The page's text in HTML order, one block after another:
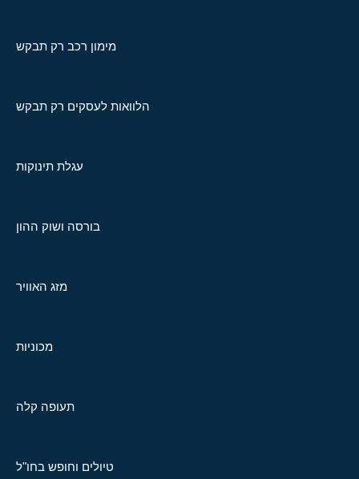
מימון רכב רק תבקש
הלוואות לעסקים רק תבקש
עגלת תינוקות
בורסה ושוק ההון
מזג האוויר
מכוניות
תעופה קלה
טיולים וחופש בחו"ל